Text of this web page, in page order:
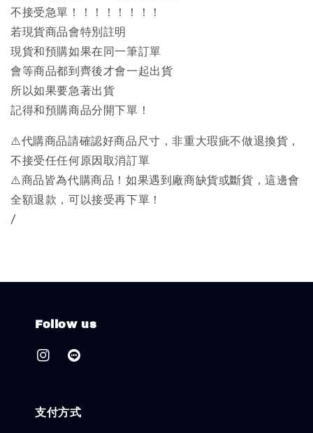
不接受急單！！！！！！！！
若現貨商品會特別註明
現貨和預購如果在同一筆訂單
會等商品都到齊後才會一起出貨
所以如果要急著出貨
記得和預購商品分開下單！
⚠️代購商品請確認好商品尺寸，非重大瑕疵不做退換貨，
不接受任任何原因取消訂單
⚠️商品皆為代購商品！如果遇到廠商缺貨或斷貨，這邊會
全額退款，可以接受再下單！
/
Follow us
支付方式